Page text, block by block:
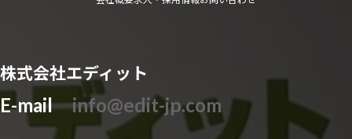
株式会社エディット
E-mailinfo@edit-jp.com